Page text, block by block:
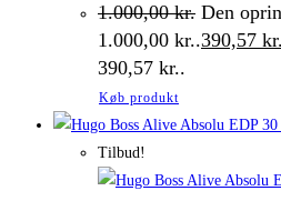
1.000,00kr. Den
1.000,00 kr..390,57 kr.
390,57 kr..
Køb produkt
Tilbud!